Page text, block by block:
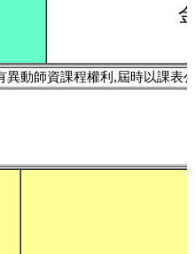
動師資課程權利,屆時以課表